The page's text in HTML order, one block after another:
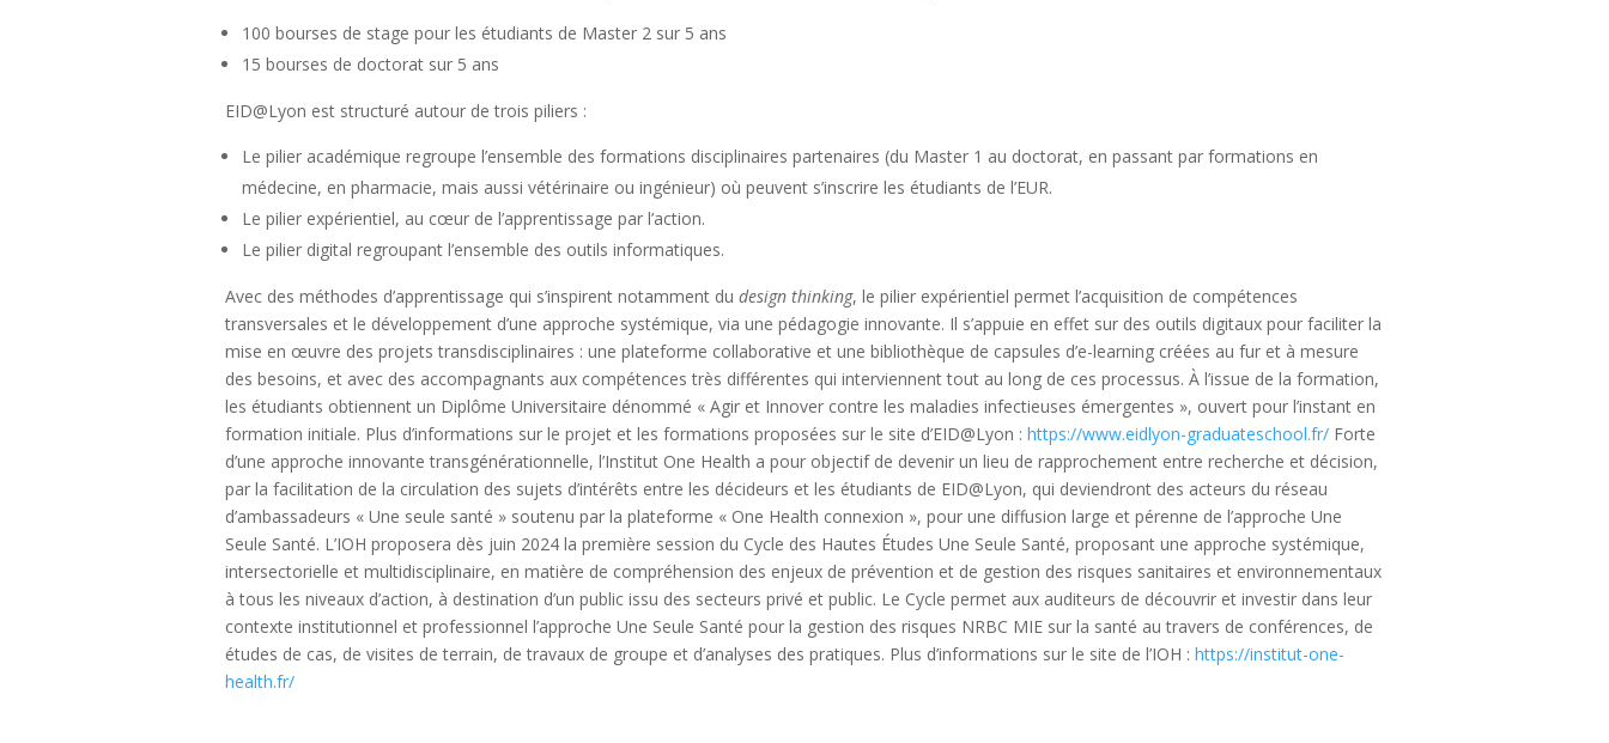
100 bourses de stage pour les étudiants de Master 2 sur 5 ans
15 bourses de doctorat sur 5 ans
EID@Lyon est structuré autour de trois piliers :
Le pilier académique regroupe l’ensemble des formations disciplinaires partenaires (du Master 1 au doctorat, en passant par formations en
médecine, en pharmacie, mais aussi vétérinaire ou ingénieur) où peuvent s’inscrire les étudiants de l’EUR.
Le pilier expérientiel, au cœur de l’apprentissage par l’action.
Le pilier digital regroupant l’ensemble des outils informatiques.
Avec des méthodes d’apprentissage qui s’inspirent notamment dudesign thinking, le pilier expérientiel permet l’acquisition de compétences
transversales et le développement d’une approche systémique, via une pédagogie innovante. Il s’appuie en effet sur des outils digitaux pour faciliter la
mise en œuvre des projets transdisciplinaires : une plateforme collaborative et une bibliothèque de capsules d’e-learning créées au fur et à mesure
des besoins, et avec des accompagnants aux compétences très différentes qui interviennent tout au long de ces processus. À l’issue de la formation,
les étudiants obtiennent un Diplôme Universitaire dénommé « Agir et Innover contre les maladies infectieuses émergentes », ouvert pour l’instant en
formation initiale. Plus d’informations sur le projet et les formations proposées sur le site d’EID@Lyon :https://www.eidlyon-graduateschool.fr/ Forte
d’une approche innovante transgénérationnelle, l’Institut One Health a pour objectif de devenir un lieu de rapprochement entre recherche et décision,
par la facilitation de la circulation des sujets d’intérêts entre les décideurs et les étudiants de EID@Lyon, qui deviendront des acteurs du réseau
d’ambassadeurs « Une seule santé » soutenu par la plateforme « One Health connexion », pour une diffusion large et pérenne de l’approche Une
Seule Santé. L’IOH proposera dès juin 2024 la première session du Cycle des Hautes Études Une Seule Santé, proposant une approche systémique,
intersectorielle et multidisciplinaire, en matière de compréhension des enjeux de prévention et de gestion des risques sanitaires et environnementaux
à tous les niveaux d’action, à destination d’un public issu des secteurs privé et public. Le Cycle permet aux auditeurs de découvrir et investir dans leur
contexte institutionnel et professionnel l’approche Une Seule Santé pour la gestion des risques NRBC MIE sur la santé au travers de conférences, de
études de cas, de visites de terrain, de travaux de groupe et d’analyses des pratiques. Plus d’informations sur le site de l’IOH :https://institut-one-
health.fr/